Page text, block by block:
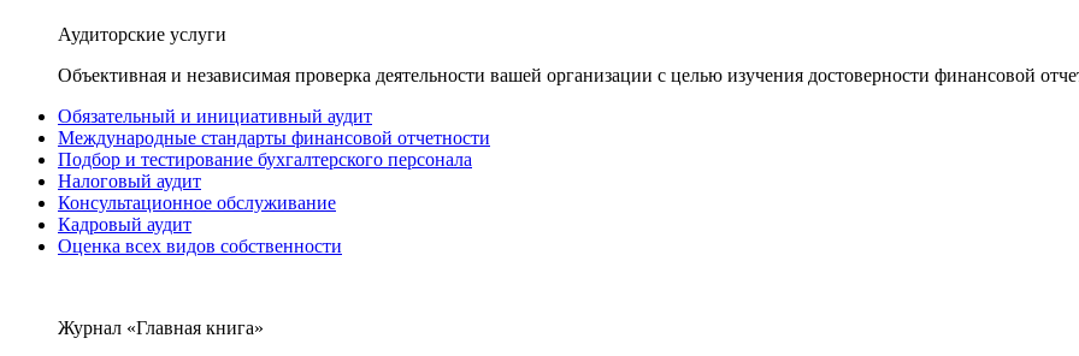
Аудиторские услуги
Объективная и независимая проверка деятельности вашей организации с целью изучения достоверности финансовой
Обязательный и инициативный аудит
Международные стандарты финансовой отчетности
Подбор и тестирование бухгалтерского персонала
Налоговый аудит
Консультационное обслуживание
Кадровый аудит
Оценка всех видов собственности
Журнал «Главная книга»